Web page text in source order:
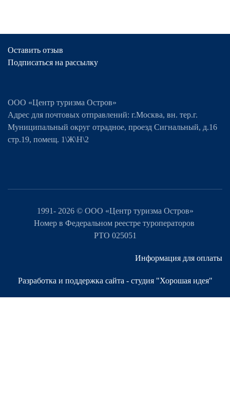
Оставить отзыв
Подписаться на рассылку
ООО «Центр туризма Остров»
Адрес для почтовых отправлений: г.Москва, вн. тер.г.
Муниципальный округ отрадное, проезд Сигнальный, д.16
стр.19, помещ. 1\Ж\Н\2
1991- 2026 © ООО «Центр туризма Остров»
Номер в Федеральном реестре туроператоров
РТО 025051
Информация для оплаты
Разработка и поддержка сайта - студия "Хорошая идея"